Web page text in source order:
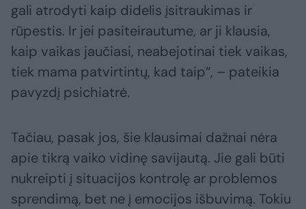
gali atrodyti kaip didelis įsitraukimas ir
rūpestis. Ir jei pasiteirautume, ar ji klausia,
kaip vaikas jaučiasi, neabejotinai tiek vaikas,
tiek mama patvirtintų, kad taip“, – pateikia
pavyzdį psichiatrė.
Tačiau, pasak jos, šie klausimai dažnai nėra
apie tikrą vaiko vidinę savijautą. Jie gali būti
nukreipti į situacijos kontrolę ar problemos
sprendimą, bet ne į emocijos išbuvimą. Tokiu